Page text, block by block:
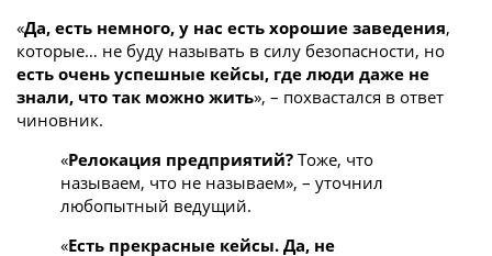
«Да, есть немного, у нас есть хорошие заведения,
которые… не буду называть в силу безопасности, но
есть очень успешные кейсы, где люди даже не
знали, что так можно жить», – похвастался в ответ
чиновник.
«Релокация предприятий? Тоже, что
называем, что не называем», – уточнил
любопытный ведущий.
«Есть прекрасные кейсы. Да, не